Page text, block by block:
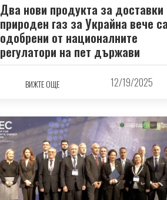
Два нови продукта за доставки
природен газ за Украйна вече са
одобрени от националните
регулатори на пет държави
ВИЖТЕ ОЩЕ 12/19/2025